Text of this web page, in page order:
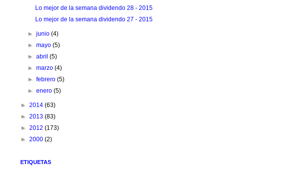
Lo mejor de la semana dividendo 28 - 2015
Lo mejor de la semana dividendo 27 - 2015
►junio(4)
►mayo(5)
►abril(5)
►marzo(4)
►febrero(5)
►enero(5)
► 2014 (63)
► 2013 (83)
► 2012 (173)
► 2000 (2)
ETIQUETAS